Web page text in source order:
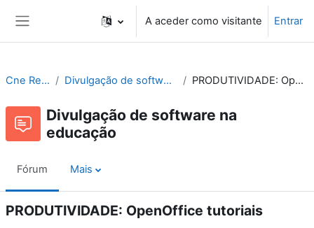
A aceder como visitante Entrar
Cne Recursos Divulgação de software na educação PRODUTIVIDADE: OpenOffice tutoriais
Divulgação de software na
educação
Fórum Mais
PRODUTIVIDADE: OpenOffice tutoriais